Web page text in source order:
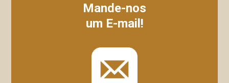
Mande-nos
um E-mail!